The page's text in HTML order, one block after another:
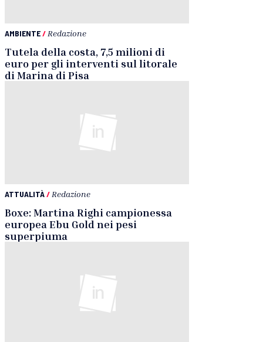
AMBIENTE/ Redazione
Tutela della costa, 7,5 milioni di
euro per gli interventi sul litorale
di Marina di Pisa
ATTUALITÀ/ Redazione
Boxe: Martina Righi campionessa
europea Ebu Gold nei pesi
superpiuma